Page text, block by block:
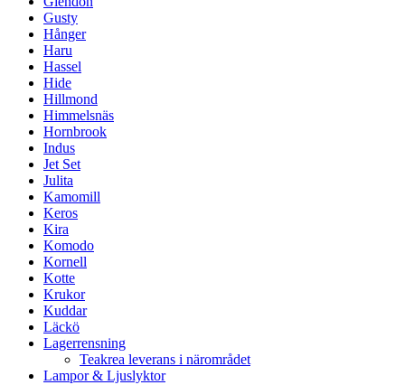
Gusty
Hånger
Haru
Hassel
Hide
Hillmond
Himmelsnäs
Hornbrook
Indus
Jet Set
Julita
Kamomill
Keros
Kira
Komodo
Kornell
Kotte
Krukor
Kuddar
Läckö
Lagerrensning
Teakrea leverans i närområdet
Lampor & Ljuslyktor